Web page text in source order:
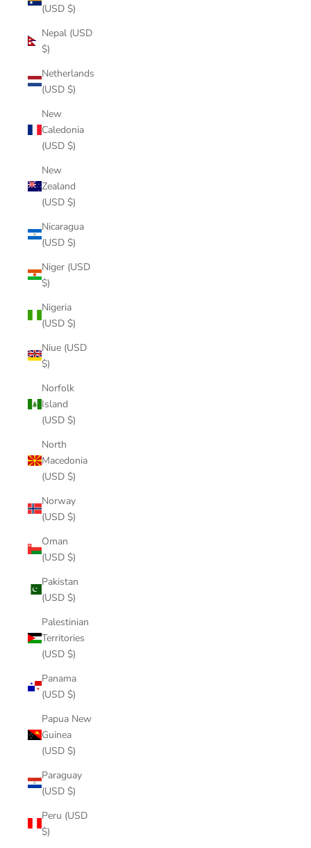
(USD $)
Nepal (USD
$)
Netherlands
(USD $)
New
Caledonia
(USD $)
New
Zealand
(USD $)
Nicaragua
(USD $)
Niger (USD
$)
Nigeria
(USD $)
Niue (USD
$)
Norfolk
Island
(USD $)
North
Macedonia
(USD $)
Norway
(USD $)
Oman
(USD $)
Pakistan
(USD $)
Palestinian
Territories
(USD $)
Panama
(USD $)
Papua New
Guinea
(USD $)
Paraguay
(USD $)
Peru (USD
$)